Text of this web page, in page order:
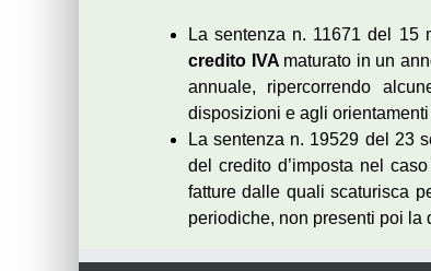
La sentenza n. 11671 del 15
credito IVA maturato in un
annuale, ripercorrendo
disposizioni e agli
La sentenza n. 19529 del 23
del credito d’imposta nel
fatture dalle quali scaturisca
periodiche, non presenti poi la